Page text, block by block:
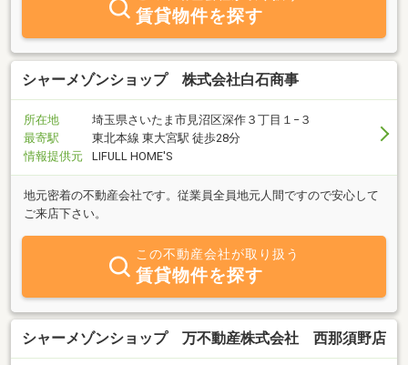
賃貸物件を探す
シャーメゾンショップ 株式会社白石商事
所在地
埼玉県さいたま市見沼区深作３丁目１−３
最寄駅
東北本線 東大宮駅 徒歩28分
情報提供元
LIFULL HOME'S
地元密着の不動産会社です。従業員全員地元人間ですので安心して
ご来店下さい。
この不動産会社が取り扱う
賃貸物件を探す
シャーメゾンショップ 万不動産株式会社 西那須野店